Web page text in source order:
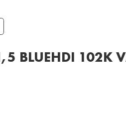
BLUEHDI 102K